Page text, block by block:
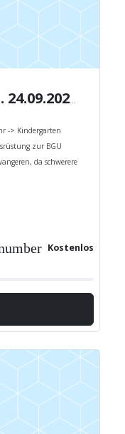
Helferschicht 01 - Do. 24.09.2026 - 17-19 Uhr -> Kindergarten Lenauweg!!!
-> Kindergarten
zur BGU
da schwerere
Kostenlos